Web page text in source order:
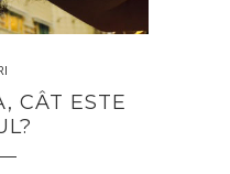
CÂT ESTE